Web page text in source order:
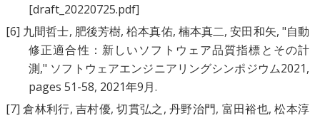
[draft_20220725.pdf]
[6] 九間哲士, 肥後芳樹,柗本真佑, 楠本真二,安田和矢, "自動
修正適合性：新しいソフトウェア品質指標とその計
測," ソフトウェアエンジニアリングシンポジウム2021,
pages 51-58, 2021年9月.
[7] 倉林利行,吉村優,切貫弘之,丹野治門, 富田裕也,松本淳